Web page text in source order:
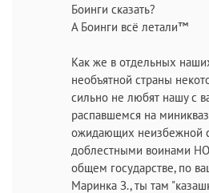
Боинги сказать?
А Боинги всё летали™
Как же в отдельных
необъятной страны
сильно не любят нашу с
распавшемся на
ожидающих неизбежной
доблестными воинами
общем государстве, по
Маринка З., ты там